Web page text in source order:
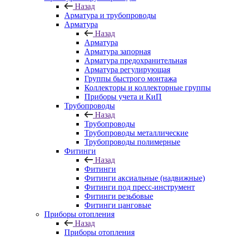
Назад
Арматура и трубопроводы
Арматура
Назад
Арматура
Арматура запорная
Арматура предохранительная
Арматура регулирующая
Группы быстрого монтажа
Коллекторы и коллекторные группы
Приборы учета и КиП
Трубопроводы
Назад
Трубопроводы
Трубопроводы металлические
Трубопроводы полимерные
Фитинги
Назад
Фитинги
Фитинги аксиальные (надвижные)
Фитинги под пресс-инструмент
Фитинги резьбовые
Фитинги цанговые
Приборы отопления
Назад
Приборы отопления